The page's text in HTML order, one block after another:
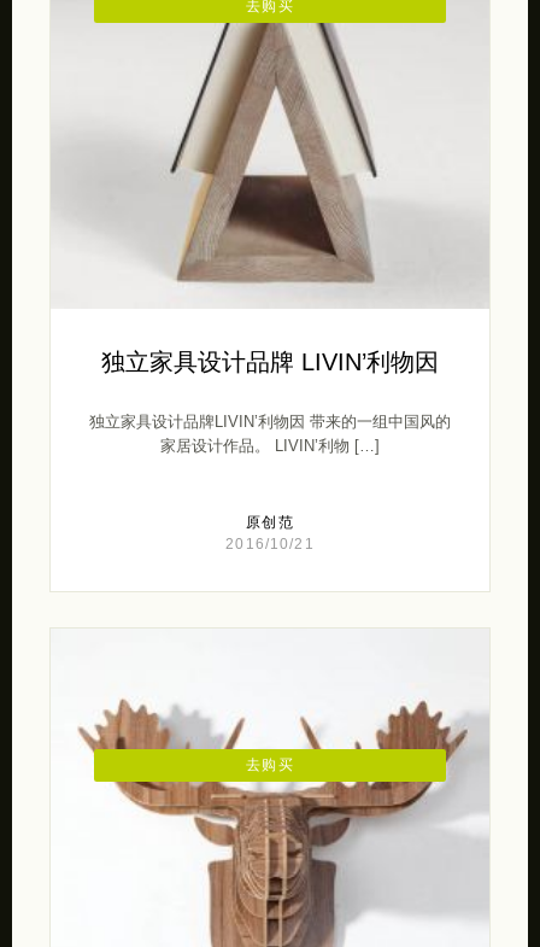
去购买
独立家具设计品牌 LIVIN’利物因
独立家具设计品牌LIVIN’利物因 带来的一组中国风的
家居设计作品。 LIVIN’利物 […]
原创范
2016/10/21
去购买